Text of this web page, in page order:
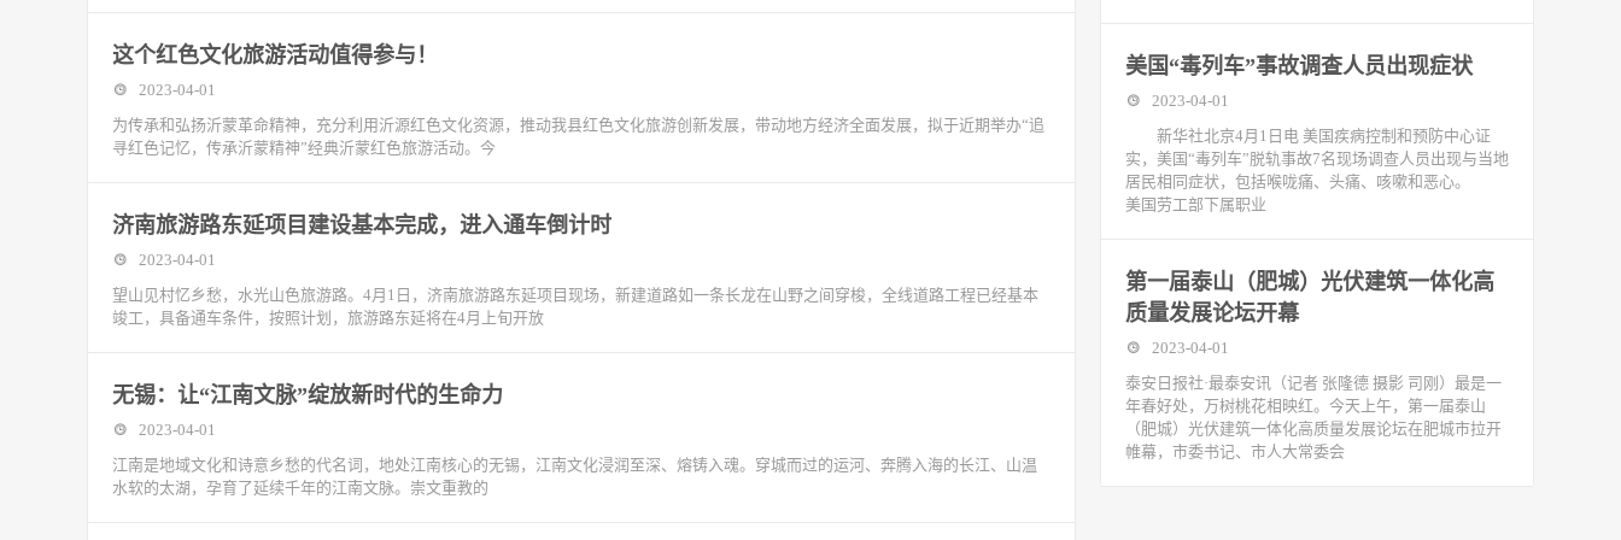
这个红色文化旅游活动值得参与！
2023-04-01
为传承和弘扬沂蒙革命精神，充分利用沂源红色文化资源，推动我县红色文化旅游创新发展，带动地方经济全面发展，拟于近期举办“追
寻红色记忆，传承沂蒙精神”经典沂蒙红色旅游活动。今
济南旅游路东延项目建设基本完成，进入通车倒计时
2023-04-01
望山见村忆乡愁，水光山色旅游路。4月1日，济南旅游路东延项目现场，新建道路如一条长龙在山野之间穿梭，全线道路工程已经基本
竣工，具备通车条件，按照计划，旅游路东延将在4月上旬开放
无锡：让“江南文脉”绽放新时代的生命力
2023-04-01
江南是地域文化和诗意乡愁的代名词，地处江南核心的无锡，江南文化浸润至深、熔铸入魂。穿城而过的运河、奔腾入海的长江、山温
水软的太湖，孕育了延续千年的江南文脉。崇文重教的
美国“毒列车”事故调查人员出现症状
2023-04-01
新华社北京4月1日电 美国疾病控制和预防中心证
实，美国“毒列车”脱轨事故7名现场调查人员出现与当地
居民相同症状，包括喉咙痛、头痛、咳嗽和恶心。
美国劳工部下属职业
第一届泰山（肥城）光伏建筑一体化高
质量发展论坛开幕
2023-04-01
泰安日报社·最泰安讯（记者 张隆德 摄影 司刚）最是一
年春好处，万树桃花相映红。今天上午，第一届泰山
（肥城）光伏建筑一体化高质量发展论坛在肥城市拉开
帷幕，市委书记、市人大常委会